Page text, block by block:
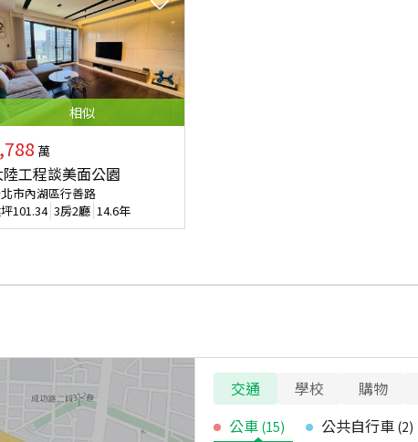
相似
萬
陸工程談美面公園
市內湖區行善路
101.34 3房2廳 14.6年
交通 學校 購物
公車 (15) 公共自行車 (2)